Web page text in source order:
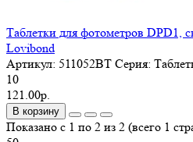
Таблетки для фотометров DPD1,
Lovibond
Артикул: 511052ВТ Серия:
10
121.00р.
В корзину
Показано с 1 по 2 из 2 (всего 1